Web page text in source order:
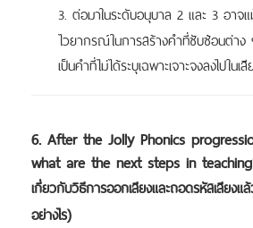
3. ต่อมาในระดับอนุบาล 2 และ 3 อาจแ
ไวยากรณ์ในการสร้างคำที่ซับซ้อนต่า
เป็นคำที่ไม่ได้ระบุเฉพาะเจาะจงลงไปในเ
6. After the Jolly Phonics
what are the next steps in
เกี่ยวกับวิธีการออกเสียงและถอดรหัสเสียง
อย่างไร)